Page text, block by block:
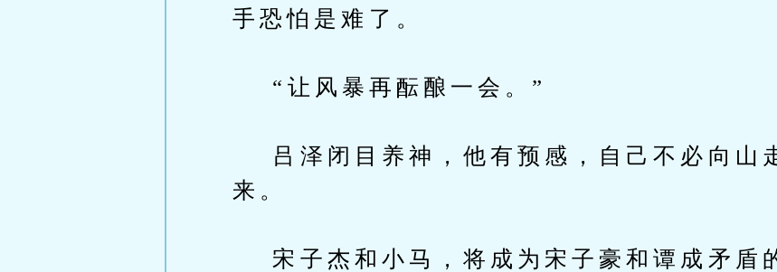
手恐怕是难了。
“让风暴再酝酿一会。”
吕泽闭目养神，他有预感，自己不必向山
来。
宋子杰和小马，将成为宋子豪和谭成矛盾